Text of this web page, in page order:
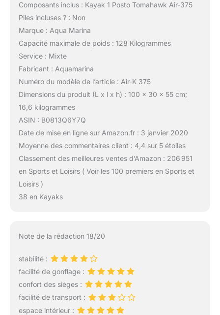
Composants inclus : Kayak 1 Posto Tomahawk Air-375
Piles incluses ? : Non
Marque : Aqua Marina
Capacité maximale de poids : 128 Kilogrammes
Service : Mixte
Fabricant : Aquamarina
Numéro du modèle de l’article : Air-K 375
Dimensions du produit (L x l x h) : 100 x 30 x 55 cm;
16,6 kilogrammes
ASIN : B0813Q6Y7Q
Date de mise en ligne sur Amazon.fr : 3 janvier 2020
Moyenne des commentaires client : 4,4 sur 5 étoiles
Classement des meilleures ventes d’Amazon : 206 951
en Sports et Loisirs ( Voir les 100 premiers en Sports et
Loisirs )
38 en Kayaks
Note de la rédaction 18/20
stabilité :
facilité de gonflage :
confort des sièges :
facilité de transport :
espace intérieur :